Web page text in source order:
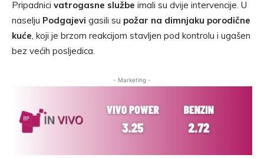
Pripadnici vatrogasne službe imali su dvije intervencije. U
naselju Podgajevi gasili su požar na dimnjaku porodične
kuće, koji je brzom reakcijom stavljen pod kontrolu i ugašen
bez većih posljedica.
- Marketing -